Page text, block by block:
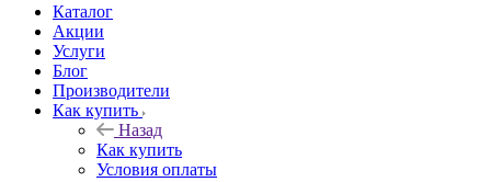
Каталог
Акции
Услуги
Блог
Производители
Как купить
Назад
Как купить
Условия оплаты